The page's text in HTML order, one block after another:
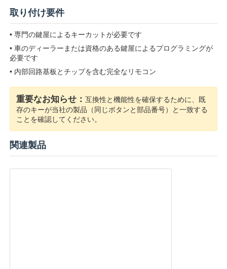
企業情報
会社案内
品質管理
お問い合わせ
ニュース
取り付け要件
• 専門の鍵屋によるキーカットが必要です
• 車のディーラーまたは資格のある鍵屋によるプログラミングが
必要です
• 内部回路基板とチップを含む完全なリモコン
重要なお知らせ：互換性と機能性を確保するために、既
存のキーが当社の製品（同じボタンと部品番号）と一致する
ことを確認してください。
関連製品